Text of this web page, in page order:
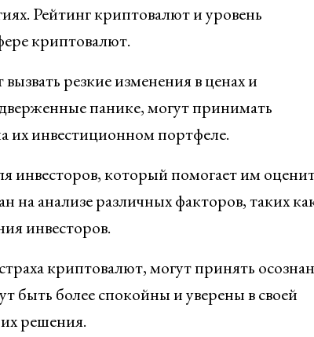
Рейтинг криптовалют и уровень
криптовалют.
резкие изменения в ценах и
панике, могут принимать
их инвестиционном портфеле.
инвесторов, который помогает им
на анализе различных факторов, таких
инвесторов.
криптовалют, могут принять
быть более спокойны и уверены в своей
их решения.